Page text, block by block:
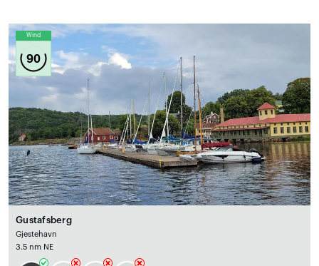
Wind
90
Gustafsberg
Gjestehavn
3.5 nm NE